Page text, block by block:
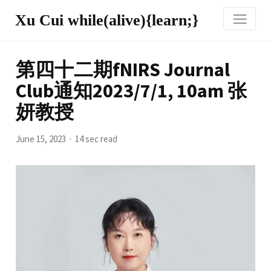
Xu Cui while(alive){learn;}
第四十二期fNIRS Journal
Club通知2023/7/1, 10am 张
妍教授
June 15, 2023 14 sec read